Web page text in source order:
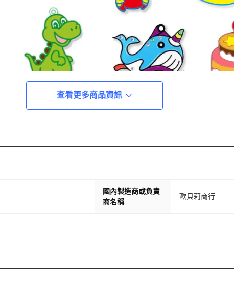
查看更多商品資訊
國內製造商或負責
商名稱
歐貝莉商行